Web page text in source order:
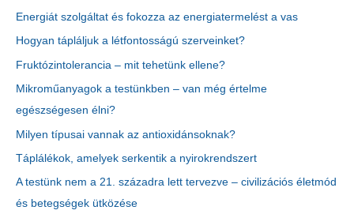
Energiát szolgáltat és fokozza az energiatermelést a vas
Hogyan tápláljuk a létfontosságú szerveinket?
Fruktózintolerancia – mit tehetünk ellene?
Mikroműanyagok a testünkben – van még értelme
egészségesen élni?
Milyen típusai vannak az antioxidánsoknak?
Táplálékok, amelyek serkentik a nyirokrendszert
A testünk nem a 21. századra lett tervezve – civilizációs életmód
és betegségek ütközése